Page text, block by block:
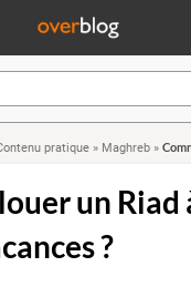
pratique » Maghreb »
un Riad
?